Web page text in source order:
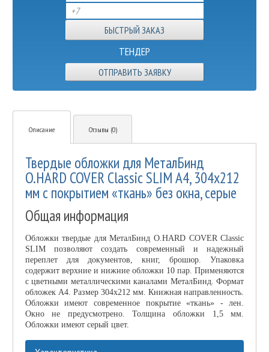
ТЕНДЕР
ОТПРАВИТЬ ЗАЯВКУ
Описание Отзывы (0)
Твердые обложки для МеталБинд
O.HARD COVER Classic SLIM А4, 304x212
мм с покрытием «ткань» без окна, серые
Общая информация
Обложки твердые для МеталБинд O.HARD COVER Classic
SLIM позволяют создать современный и надежный
переплет для документов, книг, брошюр. Упаковка
содержит верхние и нижние обложки 10 пар. Применяются
с цветными металлическими каналами МеталБинд. Формат
обложек А4. Размер 304x212 мм. Книжная направленность.
Обложки имеют современное покрытие «ткань» - лен.
Окно не предусмотрено. Толщина обложки 1,5 мм.
Обложки имеют серый цвет.